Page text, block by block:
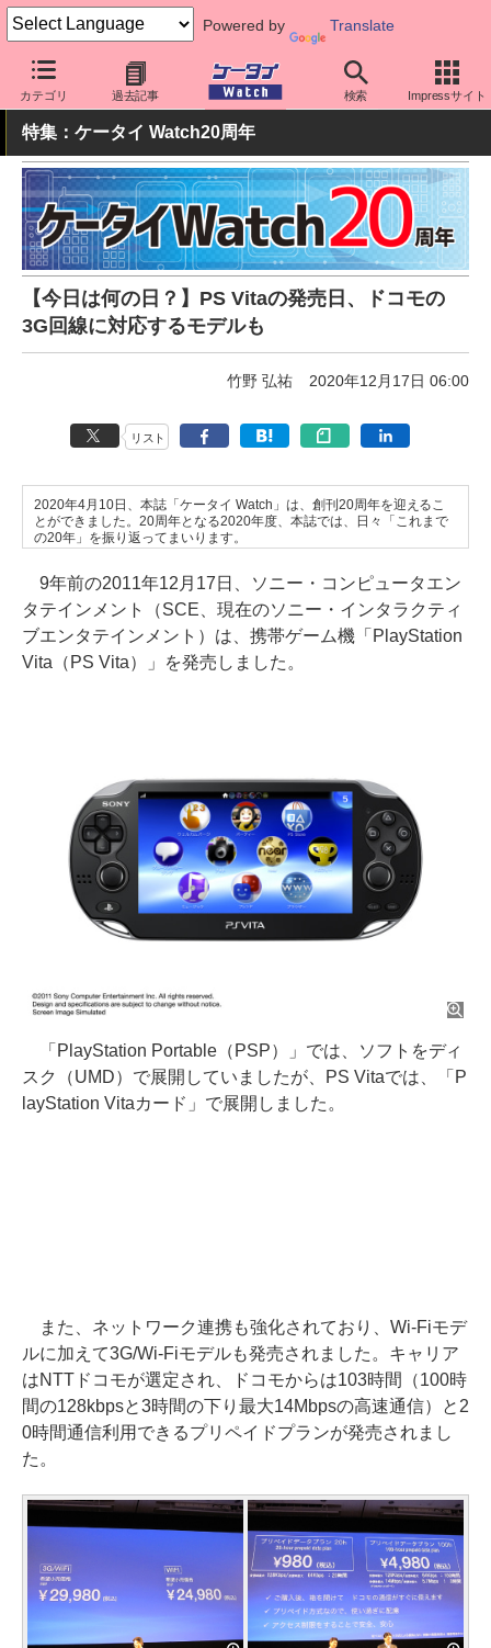
Powered by Translate
カテゴリ 過去記事 検索 Impressサイト
ケータイ Watch 周辺機器/アクセサリー その他
特集：ケータイ Watch20周年
【今日は何の日？】PS Vitaの発売日、ドコモの
3G回線に対応するモデルも
竹野 弘祐 2020年12月17日 06:00
リスト
2020年4月10日、本誌「ケータイ Watch」は、創刊20周年を迎えるこ
とができました。20周年となる2020年度、本誌では、日々「これまで
の20年」を振り返ってまいります。
9年前の2011年12月17日、ソニー・コンピュータエン
タテインメント（SCE、現在のソニー・インタラクティ
ブエンタテインメント）は、携帯ゲーム機「PlayStation
Vita（PS Vita）」を発売しました。
「PlayStation Portable（PSP）」では、ソフトをディ
スク（UMD）で展開していましたが、PS Vitaでは、「P
layStation Vitaカード」で展開しました。
また、ネットワーク連携も強化されており、Wi-Fiモデ
ルに加えて3G/Wi-Fiモデルも発売されました。キャリア
はNTTドコモが選定され、ドコモからは103時間（100時
間の128kbpsと3時間の下り最大14Mbpsの高速通信）と2
0時間通信利用できるプリペイドプランが発売されまし
た。